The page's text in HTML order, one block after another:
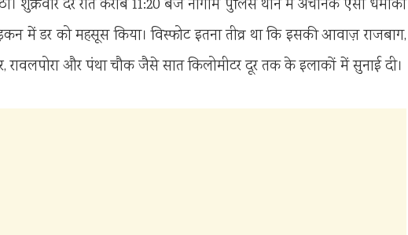
शुक्रवार देर रात करीब 11:20 बजे नौगाम पुलिस थाने में अचानक ऐसा धमाका
में डर को महसूस किया। विस्फोट इतना तीव्र था कि इसकी आवाज़ राजबाग,
रावलपोरा और पंथा चौक जैसे सात किलोमीटर दूर तक के इलाकों में सुनाई दी।